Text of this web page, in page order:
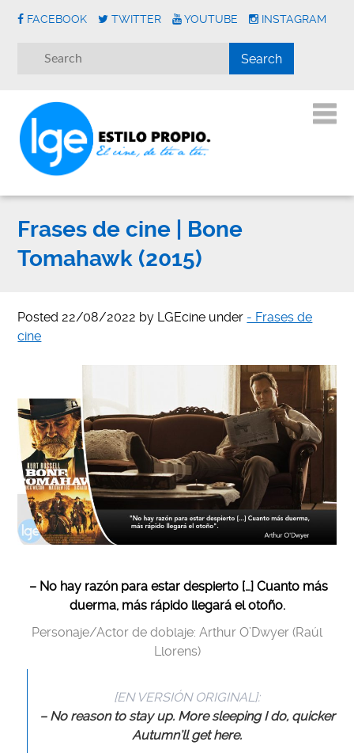
FACEBOOK TWITTER YOUTUBE INSTAGRAM
Frases de cine | Bone
Tomahawk (2015)
Posted22/08/2022 by LGEcine under - Frases de
cine
– No hay razón para estar despierto […] Cuanto más
duerma, más rápido llegará el otoño.
Personaje/Actor de doblaje: Arthur O’Dwyer (Raúl
Llorens)
[EN VERSIÓN ORIGINAL]:
– No reason to stay up. More sleeping I do, quicker
Autumn’ll get here.